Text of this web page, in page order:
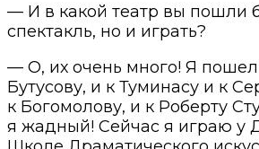
— И в какой театр вы пошли
спектакль, но и играть?
— О, их очень много! Я
Бутусову, и к Туминасу и к
к Богомолову, и к Роберту
я жадный! Сейчас я играю у